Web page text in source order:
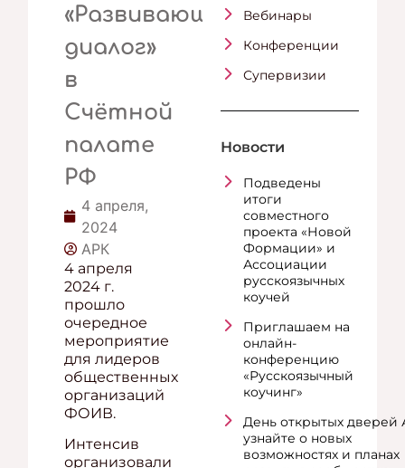
«Развивающий
диалог»
в
Счётной
палате
РФ
4 апреля,
2024
АРК
4 апреля
2024 г.
прошло
очередное
мероприятие
для лидеров
общественных
организаций
ФОИВ.
Интенсив
организовали
Вебинары
Конференции
Супервизии
Новости
Подведены
итоги
совместного
проекта «Новой
Формации» и
Ассоциации
русскоязычных
коучей
Приглашаем на
онлайн-
конференцию
«Русскоязычный
коучинг»
День открытых дверей
узнайте о новых
возможностях и планах